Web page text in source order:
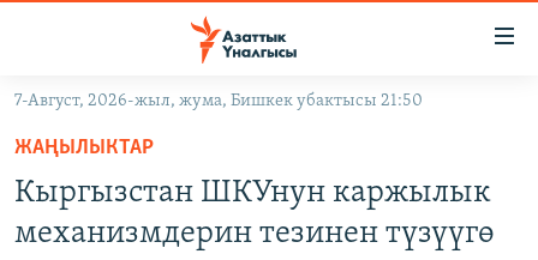
Навигацияга
өтүңүз
Издөөгө
салыңызКЫРГЫЗСТАН
ДҮЙНӨ
7-Август, 2026-жыл, жума, Бишкек убактысы 21:50
ЖАҢЫЛЫКТАР
Кыргызстан ШКУнун каржылык
механизмдерин тезинен түзүүгө